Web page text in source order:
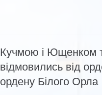
Кучмою і Ющенком
відмовились від
ордену Білого Орла